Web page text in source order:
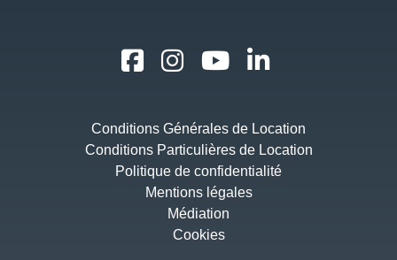
Conditions Générales de Location
Conditions Particulières de Location
Politique de confidentialité
Mentions légales
Médiation
Cookies